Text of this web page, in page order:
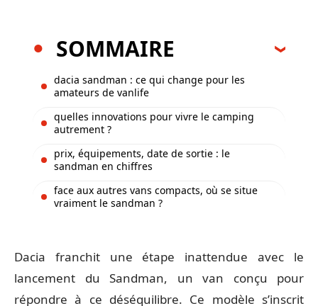
SOMMAIRE
dacia sandman : ce qui change pour les
amateurs de vanlife
quelles innovations pour vivre le camping
autrement ?
prix, équipements, date de sortie : le
sandman en chiffres
face aux autres vans compacts, où se situe
vraiment le sandman ?
Dacia franchit une étape inattendue avec le
lancement du Sandman, un van conçu pour
répondre à ce déséquilibre. Ce modèle s’inscrit